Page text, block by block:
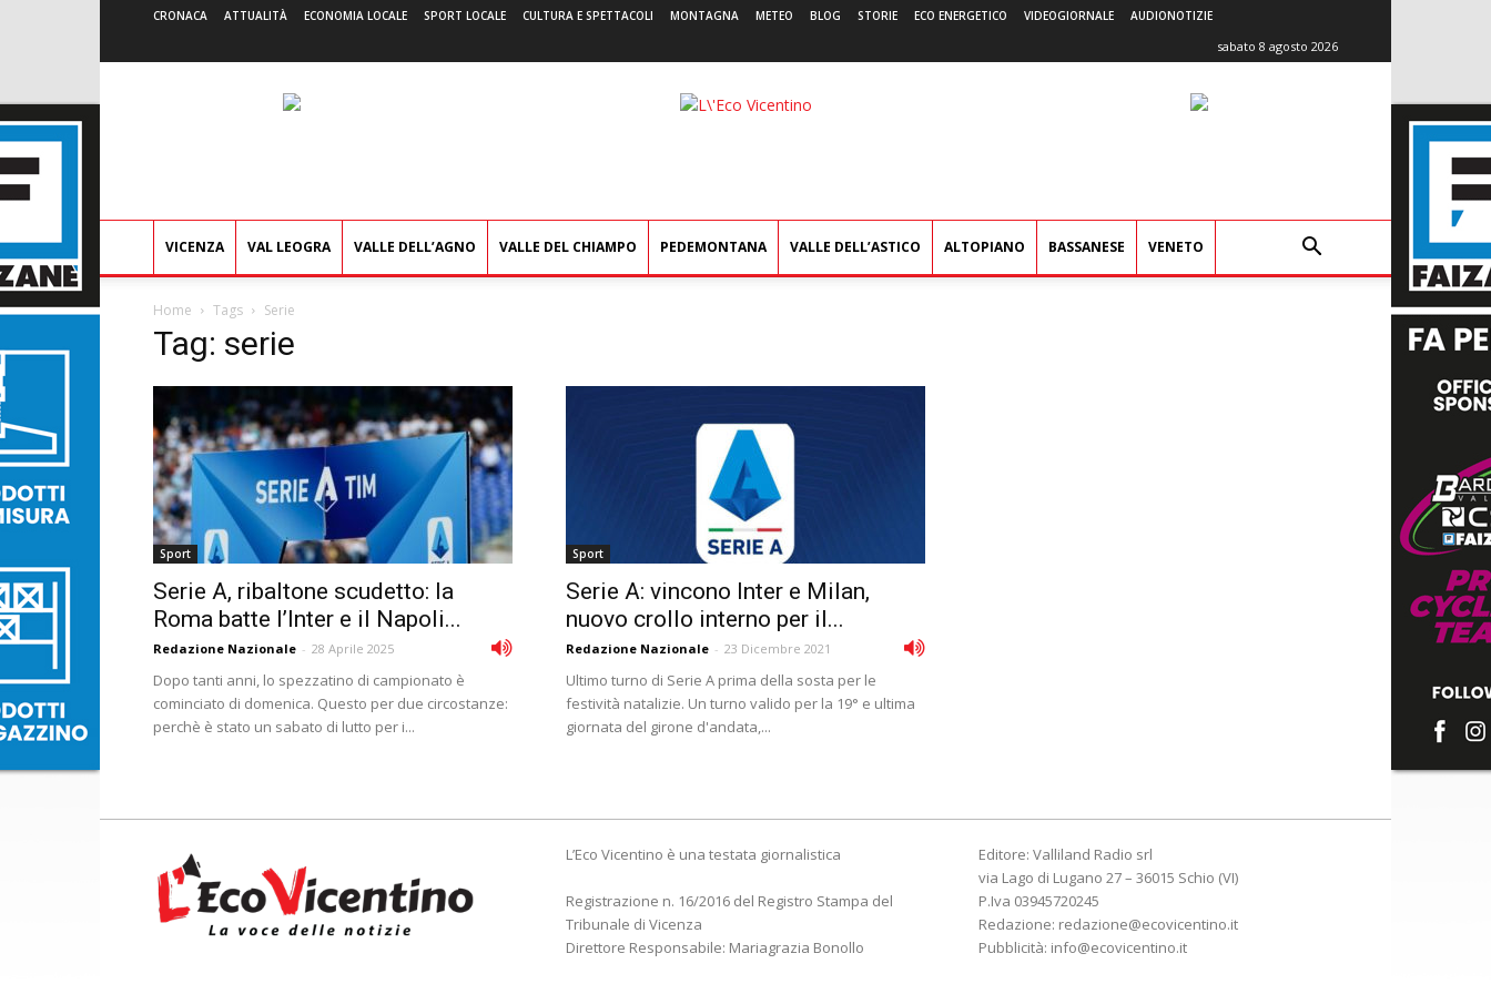
CRONACA ATTUALITÀ ECONOMIA LOCALE SPORT LOCALE CULTURA E SPETTACOLI MONTAGNA METEO BLOG STORIE ECO ENERGETICO VIDEOGIORNALE AUDIONOTIZIE
sabato 8 agosto 2026
L'Eco
VICENZA VAL LEOGRA VALLE DELL’AGNO VALLE DEL CHIAMPO PEDEMONTANA VALLE DELL’ASTICO ALTOPIANO BASSANESE VENETO
Home Tags Serie
Tag: serie
Sport
Serie A, ribaltone scudetto: la
Roma batte l’Inter e il Napoli...
Redazione Nazionale - 28 Aprile 2025
Dopo tanti anni, lo spezzatino di campionato è
cominciato di domenica. Questo per due circostanze:
perchè è stato un sabato di lutto per i...
Sport
Serie A: vincono Inter e Milan,
nuovo crollo interno per il...
Redazione Nazionale - 23 Dicembre 2021
Ultimo turno di Serie A prima della sosta per le
festività natalizie. Un turno valido per la 19° e ultima
giornata del girone d'andata,...
L’Eco Vicentino è una testata giornalistica
Registrazione n. 16/2016 del Registro Stampa del
Tribunale di Vicenza
Direttore Responsabile: Mariagrazia Bonollo
Editore: Valliland Radio srl
via Lago di Lugano 27 – 36015 Schio (VI)
P.Iva 03945720245
Redazione: redazione@ecovicentino.it
Pubblicità: info@ecovicentino.it